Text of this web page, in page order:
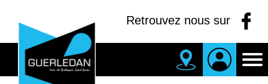
Retrouvez nous sur